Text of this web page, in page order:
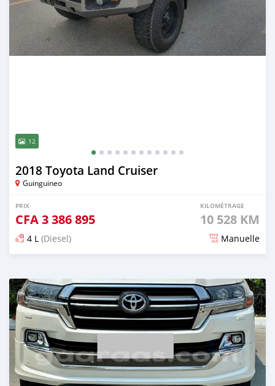
12
2018 Toyota Land Cruiser
Guinguineo
PRIX
CFA3 386 895
KILOMÉTRAGE
10 528 KM
4 L (Diesel) Manuelle